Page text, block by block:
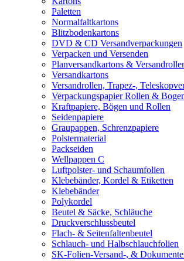
Paletten
Normalfaltkartons
Blitzbodenkartons
DVD & CD Versandverpackungen
Verpacken und Versenden
Planversandkartons &
Versandkartons
Versandrollen, Trapez-,
Verpackungspapier Rollen &
Kraftpapiere, Bögen und Rollen
Seidenpapiere
Graupappen, Schrenzpapiere
Polstermaterial
Packseiden
Wellpappen C
Luftpolster- und Schaumfolien
Klebebänder, Kordel & Etiketten
Klebebänder
Polykordel
Beutel & Säcke, Schläuche
Druckverschlussbeutel
Flach- & Seitenfaltenbeutel
Schlauch- und Halbschlauchfolien
SK-Folien-Versand-, &